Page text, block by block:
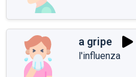
a gripe
l'influenza